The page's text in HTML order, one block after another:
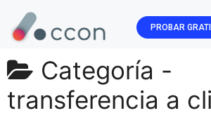
PROBAR
Categoría -
transferencia a